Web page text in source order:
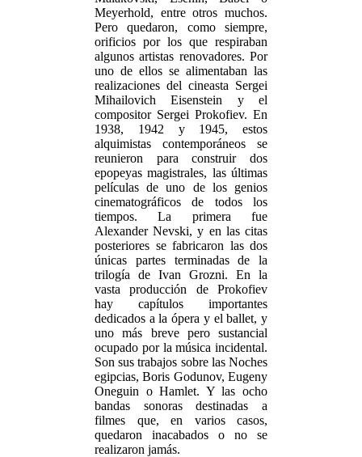
Meyerhold, entre otros muchos.
Pero quedaron, como siempre,
orificios por los que respiraban
algunos artistas renovadores. Por
uno de ellos se alimentaban las
realizaciones del cineasta Sergei
Mihailovich Eisenstein y el
compositor Sergei Prokofiev. En
1938, 1942 y 1945, estos
alquimistas contemporáneos se
reunieron para construir dos
epopeyas magistrales, las últimas
películas de uno de los genios
cinematográficos de todos los
tiempos. La primera fue
Alexander Nevski, y en las citas
posteriores se fabricaron las dos
únicas partes terminadas de la
trilogía de Ivan Grozni. En la
vasta producción de Prokofiev
hay capítulos importantes
dedicados a la ópera y el ballet, y
uno más breve pero sustancial
ocupado por la música incidental.
Son sus trabajos sobre las Noches
egipcias, Boris Godunov, Eugeny
Oneguin o Hamlet. Y las ocho
bandas sonoras destinadas a
filmes que, en varios casos,
quedaron inacabados o no se
realizaron jamás.